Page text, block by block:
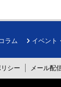
コラム イベント
シー メール配